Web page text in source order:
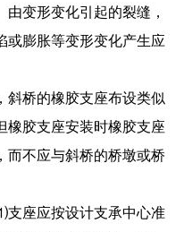
变形变化引起的裂缝，
或膨胀等变形变化产生应
斜桥的橡胶支座布设类似
橡胶支座安装时橡胶支座
而不应与斜桥的桥墩或桥
支座应按设计支承中心准